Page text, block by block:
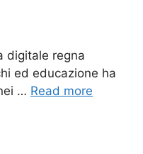
digitale regna
ed educazione ha
… Read more